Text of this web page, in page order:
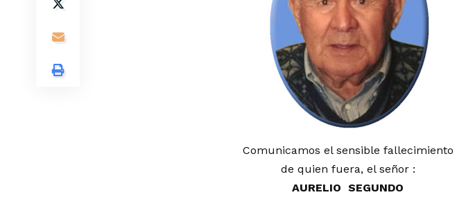
Comunicamos el sensible fallecimiento
de quien fuera, el señor :
AURELIO SEGUNDO